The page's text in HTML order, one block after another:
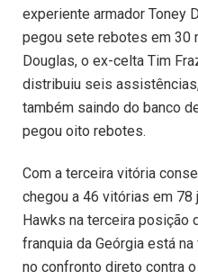
experiente armador Toney
pegou sete rebotes em 30
Douglas, o ex-celta Tim
distribuiu seis
também saindo do banco
pegou oito rebotes.
Com a terceira vitória
chegou a 46 vitórias em
Hawks na terceira posição
franquia da Geórgia está
no confronto direto contra